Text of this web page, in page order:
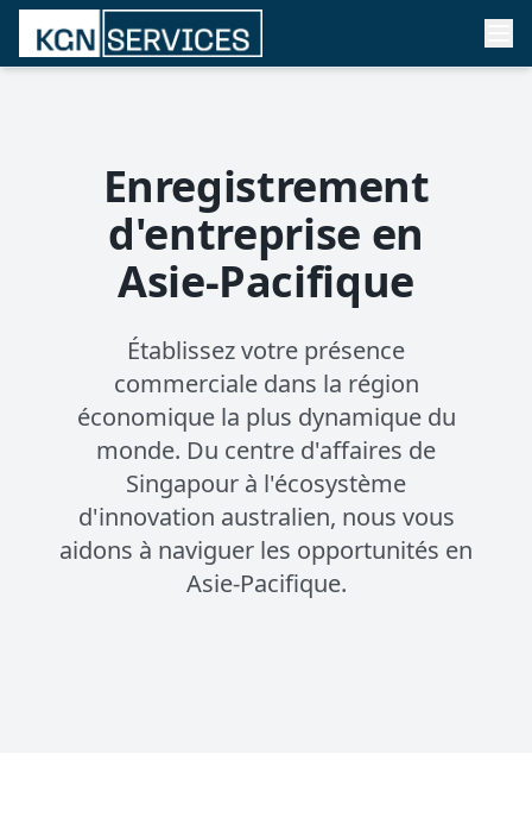
Enregistrement
d'entreprise en
Asie-Pacifique
Établissez votre présence
commerciale dans la région
économique la plus dynamique du
monde. Du centre d'affaires de
Singapour à l'écosystème
d'innovation australien, nous vous
aidons à naviguer les opportunités en
Asie-Pacifique.